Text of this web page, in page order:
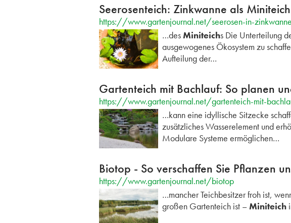
Seerosenteich: Zinkwanne als
https://www.gartenjournal.net/seerosen-in-zinkwanne
…des Miniteichs Die Unterteilung
ausgewogenes Ökosystem zu
Aufteilung der…
Gartenteich mit Bachlauf: So planen
https://www.gartenjournal.net/gartenteich-mit-
…kann eine idyllische Sitzecke
zusätzliches Wasserelement und
Modulare Systeme ermöglichen…
Biotop - So verschaffen Sie Pflanzen
https://www.gartenjournal.net/biotop
…mancher Teichbesitzer froh ist,
großen Gartenteich ist – Miniteich